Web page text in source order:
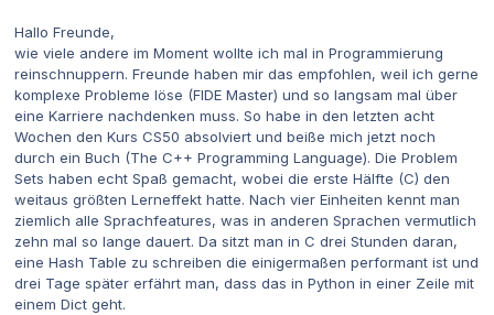
Hallo Freunde,
wie viele andere im Moment wollte ich mal in Programmierung
reinschnuppern. Freunde haben mir das empfohlen, weil ich gerne
komplexe Probleme löse (FIDE Master) und so langsam mal über
eine Karriere nachdenken muss. So habe in den letzten acht
Wochen den Kurs CS50 absolviert und beiße mich jetzt noch
durch ein Buch (The C++ Programming Language). Die Problem
Sets haben echt Spaß gemacht, wobei die erste Hälfte (C) den
weitaus größten Lerneffekt hatte. Nach vier Einheiten kennt man
ziemlich alle Sprachfeatures, was in anderen Sprachen vermutlich
zehn mal so lange dauert. Da sitzt man in C drei Stunden daran,
eine Hash Table zu schreiben die einigermaßen performant ist und
drei Tage später erfährt man, dass das in Python in einer Zeile mit
einem Dict geht.